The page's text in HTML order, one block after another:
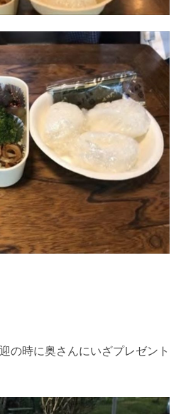
の時に奥さんにいざプレゼント